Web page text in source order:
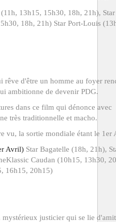
(11h, 13h15, 15h30, 18h, 21h), Star
18h, 21h)Star Port-Louis
rêve d'être un homme au foyer
ambitionne de devenir PDG.
dans ce film qui dénonce avec
très traditionnelle et macho.
vu, la sortie mondiale étant le 1er
Avril) Star Bagatelle (18h, 21h),
Caudan (10h15, 13h30,
16h15, 20h15)
justicier qui se lie